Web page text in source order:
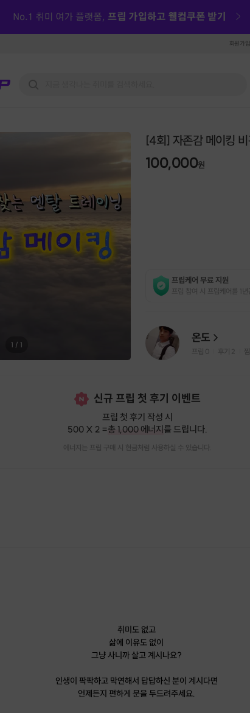
회원가입
1 / 1
[4회] 자존감 메이킹
100,000원
프립케어 무료 지원
프립 참여 시 프립케어를 1
온도
프립 0 후기 2 찜
신규 프립 첫 후기 이벤트
프립 첫 후기 작성 시
500 X 2 =총 1,000 에너지를 드립니다.
에너지는 프립 구매 시 현금처럼 사용하실 수 있습니다.
취미도 없고
삶에 이유도 없이
그냥 사니까 살고 계시나요?
인생이 팍팍하고 막연해서 답답하신 분이 계시다면
언제든지 편하게 문을 두드려주세요.